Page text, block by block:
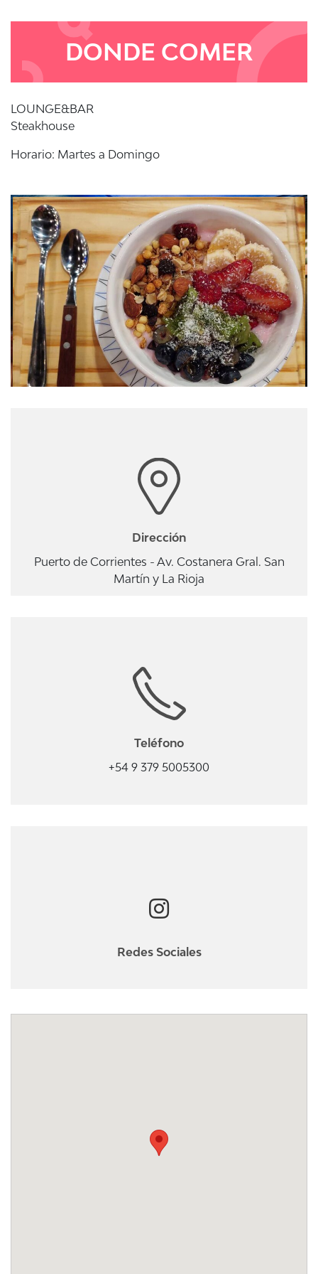
DONDE COMER
LOUNGE&BAR
Steakhouse
Horario: Martes a Domingo
Dirección
Puerto de Corrientes - Av. Costanera Gral. San
Martín y La Rioja
Teléfono
+54 9 379 5005300
Redes Sociales